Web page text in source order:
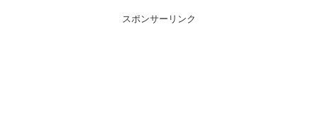
スポンサーリンク